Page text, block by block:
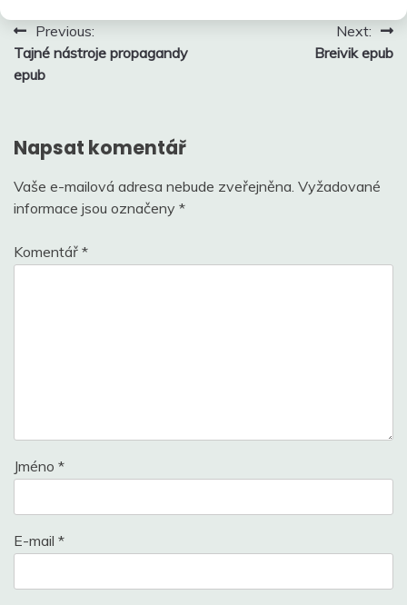
Navigace
pro
příspěvek
Previous:
Tajné nástroje propagandy
epub
Next:
Breivik epub
Napsat komentář
Vaše e-mailová adresa nebude zveřejněna. Vyžadované
informace jsou označeny *
Komentář *
Jméno *
E-mail *